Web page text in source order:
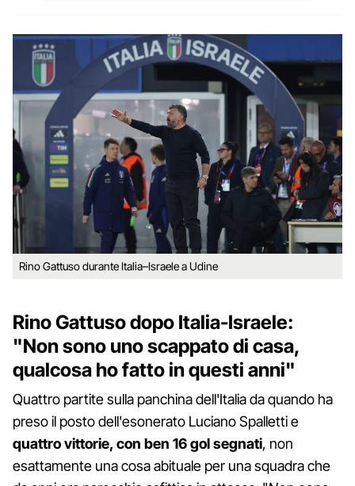
Rino Gattuso durante Italia–Israele a Udine
Rino Gattuso dopo Italia-Israele:
"Non sono uno scappato di casa,
qualcosa ho fatto in questi anni"
Quattro partite sulla panchina dell'Italia da quando ha
preso il posto dell'esonerato Luciano Spalletti e
quattro vittorie, con ben 16 gol segnati, non
esattamente una cosa abituale per una squadra che